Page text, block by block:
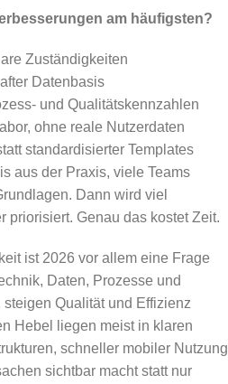
am häufigsten?
Zuständigkeiten
Datenbasis
und Qualitätskennzahlen
ohne reale Nutzerdaten
standardisierter Templates
aus der Praxis, viele Teams
Dann wird viel
priorisiert. Genau das kostet Zeit.
ist 2026 vor allem eine Frage
Daten, Prozesse und
Qualität und Effizienz
Hebel liegen meist in klaren
schneller mobiler Nutzung
sichtbar macht statt nur